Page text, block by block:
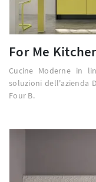
For Me
Cucine Moderne in
soluzioni dell'azienda
Four B.